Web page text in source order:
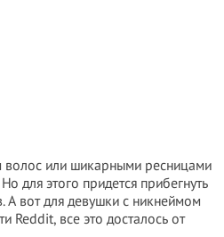
волос или шикарными ресницами
для этого придется прибегнуть
вот для девушки с никнеймом
Reddit, все это досталось от